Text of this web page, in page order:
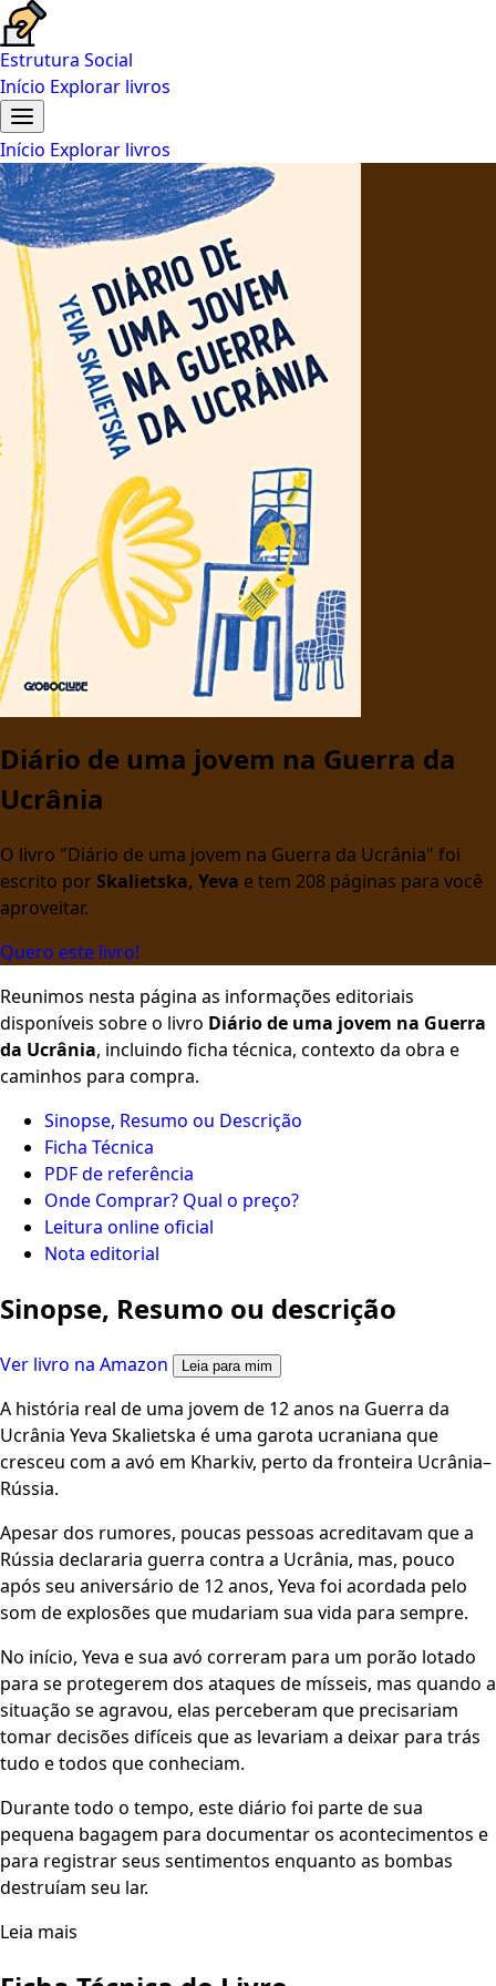
Estrutura Social
Início Explorar livros
Início Explorar livros
Diário de uma jovem na Guerra da
Ucrânia
O livro "Diário de uma jovem na Guerra da Ucrânia" foi
escrito por Skalietska, Yeva e tem 208 páginas para você
aproveitar.
Quero este livro!
Reunimos nesta página as informações editoriais
disponíveis sobre o livro Diário de uma jovem na Guerra
da Ucrânia, incluindo ficha técnica, contexto da obra e
caminhos para compra.
Sinopse, Resumo ou Descrição
Ficha Técnica
PDF de referência
Onde Comprar? Qual o preço?
Leitura online oficial
Nota editorial
Sinopse, Resumo ou descrição
Ver livro na Amazon Leia para mim
A história real de uma jovem de 12 anos na Guerra da
Ucrânia Yeva Skalietska é uma garota ucraniana que
cresceu com a avó em Kharkiv, perto da fronteira Ucrânia–
Rússia.
Apesar dos rumores, poucas pessoas acreditavam que a
Rússia declararia guerra contra a Ucrânia, mas, pouco
após seu aniversário de 12 anos, Yeva foi acordada pelo
som de explosões que mudariam sua vida para sempre.
No início, Yeva e sua avó correram para um porão lotado
para se protegerem dos ataques de mísseis, mas quando a
situação se agravou, elas perceberam que precisariam
tomar decisões difíceis que as levariam a deixar para trás
tudo e todos que conheciam.
Durante todo o tempo, este diário foi parte de sua
pequena bagagem para documentar os acontecimentos e
para registrar seus sentimentos enquanto as bombas
destruíam seu lar.
Leia mais